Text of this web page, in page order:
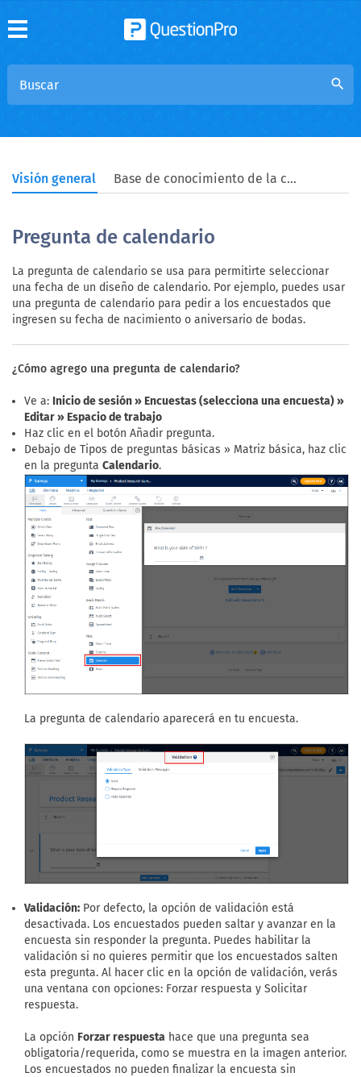
search
Visión general Base de conocimiento de la comunidad
Pregunta de calendario
La pregunta de calendario se usa para permitirte seleccionar
una fecha de un diseño de calendario. Por ejemplo, puedes usar
una pregunta de calendario para pedir a los encuestados que
ingresen su fecha de nacimiento o aniversario de bodas.
¿Cómo agrego una pregunta de calendario?
Ve a: Inicio de sesión » Encuestas (selecciona una encuesta) »
Editar » Espacio de trabajo
Haz clic en el botón Añadir pregunta.
Debajo de Tipos de preguntas básicas » Matriz básica, haz clic
en la pregunta Calendario.
La pregunta de calendario aparecerá en tu encuesta.
Validación: Por defecto, la opción de validación está
desactivada. Los encuestados pueden saltar y avanzar en la
encuesta sin responder la pregunta. Puedes habilitar la
validación si no quieres permitir que los encuestados salten
esta pregunta. Al hacer clic en la opción de validación, verás
una ventana con opciones: Forzar respuesta y Solicitar
respuesta.
La opción Forzar respuesta hace que una pregunta sea
obligatoria/requerida, como se muestra en la imagen anterior.
Los encuestados no pueden finalizar la encuesta sin